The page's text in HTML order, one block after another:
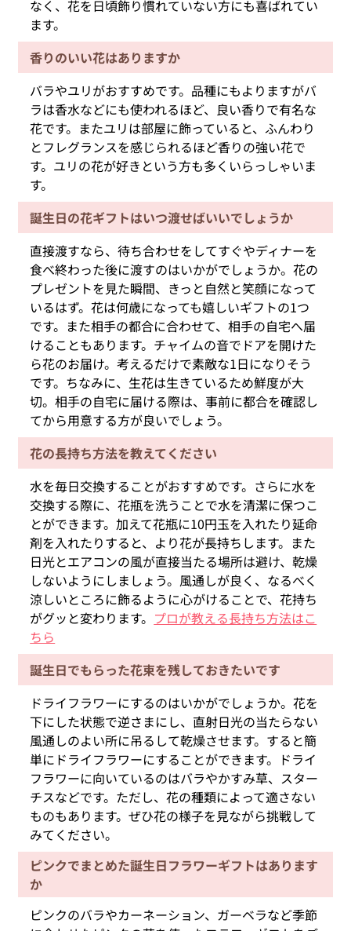
なく、花を日頃飾り慣れていない方にも喜ばれてい
ます。
香りのいい花はありますか
バラやユリがおすすめです。品種にもよりますがバ
ラは香水などにも使われるほど、良い香りで有名な
花です。またユリは部屋に飾っていると、ふんわり
とフレグランスを感じられるほど香りの強い花で
す。ユリの花が好きという方も多くいらっしゃいま
す。
誕生日の花ギフトはいつ渡せばいいでしょうか
直接渡すなら、待ち合わせをしてすぐやディナーを
食べ終わった後に渡すのはいかがでしょうか。花の
プレゼントを見た瞬間、きっと自然と笑顔になって
いるはず。花は何歳になっても嬉しいギフトの1つ
です。また相手の都合に合わせて、相手の自宅へ届
けることもあります。チャイムの音でドアを開けた
ら花のお届け。考えるだけで素敵な1日になりそう
です。ちなみに、生花は生きているため鮮度が大
切。相手の自宅に届ける際は、事前に都合を確認し
てから用意する方が良いでしょう。
花の長持ち方法を教えてください
水を毎日交換することがおすすめです。さらに水を
交換する際に、花瓶を洗うことで水を清潔に保つこ
とができます。加えて花瓶に10円玉を入れたり延命
剤を入れたりすると、より花が長持ちします。また
日光とエアコンの風が直接当たる場所は避け、乾燥
しないようにしましょう。風通しが良く、なるべく
涼しいところに飾るように心がけることで、花持ち
がグッと変わります。 プロが教える長持ち方法はこ
ちら
誕生日でもらった花束を残しておきたいです
ドライフラワーにするのはいかがでしょうか。花を
下にした状態で逆さまにし、直射日光の当たらない
風通しのよい所に吊るして乾燥させます。すると簡
単にドライフラワーにすることができます。ドライ
フラワーに向いているのはバラやかすみ草、スター
チスなどです。ただし、花の種類によって適さない
ものもあります。ぜひ花の様子を見ながら挑戦して
みてください。
ピンクでまとめた誕生日フラワーギフトはあります
か
ピンクのバラやカーネーション、ガーベラなど季節